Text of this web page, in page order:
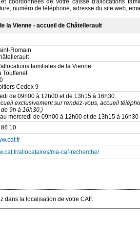
coordonnées de votre caisse d'allocations
numéro de téléphone, adresse du site web,
la Vienne - accueil de Châtellerault
Romain
familiales de la Vienne
Touffenet
Cedex 9
de 09h00 à 12h00 et de 13h15 à 16h30
exclusivement sur rendez-vous, accueil
9h à 16h30.)
mercredi de 09h00 à 12h00 et de 13h15 à 16h30
10
allocataires/ma-caf-recherche/
dans la localisation de votre CAF.